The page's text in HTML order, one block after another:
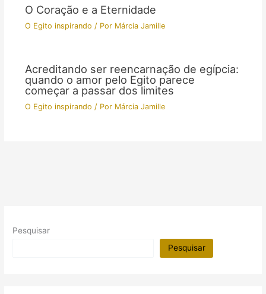
O Coração e a Eternidade
O Egito inspirando / Por Márcia Jamille
Acreditando ser reencarnação de egípcia:
quando o amor pelo Egito parece
começar a passar dos limites
O Egito inspirando / Por Márcia Jamille
Pesquisar
Pesquisar